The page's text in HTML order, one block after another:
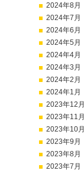
2024年8月
2024年7月
2024年6月
2024年5月
2024年4月
2024年3月
2024年2月
2024年1月
2023年12月
2023年11月
2023年10月
2023年9月
2023年8月
2023年7月